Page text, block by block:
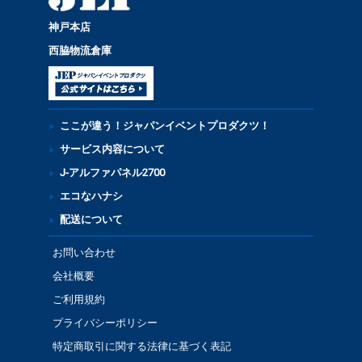
神戸本店
西脇物流倉庫
ここが違う！ジャパンイベントプロダクツ！
サービス内容について
J-アルファパネル2700
エコなハナシ
配送について
お問い合わせ
会社概要
ご利用規約
プライバシーポリシー
特定商取引に関する法律に基づく表記